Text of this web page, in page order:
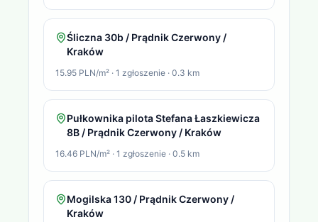
Śliczna 30b / Prądnik Czerwony /
Kraków
15.95 PLN/m² · 1 zgłoszenie · 0.3 km
Pułkownika pilota Stefana Łaszkiewicza
8B / Prądnik Czerwony / Kraków
16.46 PLN/m² · 1 zgłoszenie · 0.5 km
Mogilska 130 / Prądnik Czerwony /
Kraków